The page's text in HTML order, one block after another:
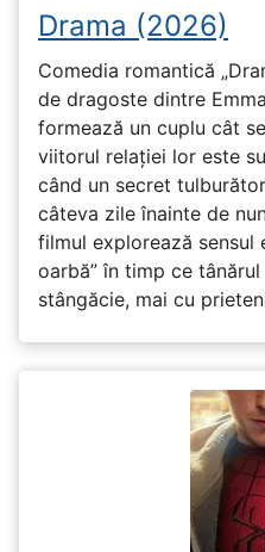
Drama (2026)
Comedia romantică
de dragoste dintre
formează un cuplu cât
viitorul relației lor este
când un secret
câteva zile înainte de
filmul explorează sensul
oarbă” în timp ce
stângăcie, mai cu